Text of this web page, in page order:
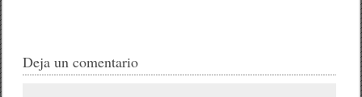
e
er p
Deja un comentario